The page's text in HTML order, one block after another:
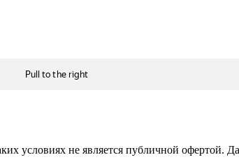
условиях не является публичной офертой.